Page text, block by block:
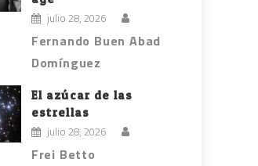
julio 28, 2026
Fernando Buen Abad
Domínguez
El azúcar de las
estrellas
julio 28, 2026
Frei Betto